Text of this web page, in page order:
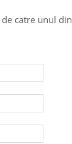
catre unul din